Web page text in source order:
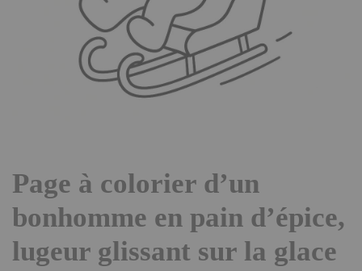
Page à colorier d’un
bonhomme en pain d’épice,
lugeur glissant sur la glace